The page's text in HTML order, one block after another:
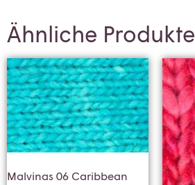
Ähnliche Produkte
Malvinas 06 Caribbean